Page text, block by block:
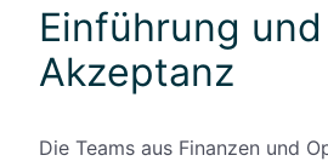
Einführung und
Akzeptanz
Die Teams aus Finanzen und